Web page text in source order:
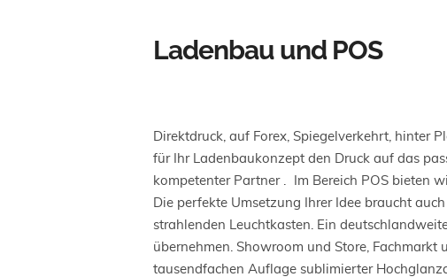
Ladenbau und POS
Direktdruck, auf Forex, Spiegelverkehrt, hinter
für Ihr Ladenbaukonzept den Druck auf das
kompetenter Partner . Im Bereich POS bieten
Die perfekte Umsetzung Ihrer Idee braucht
strahlenden Leuchtkasten. Ein
übernehmen. Showroom und Store,
tausendfachen Auflage sublimierter